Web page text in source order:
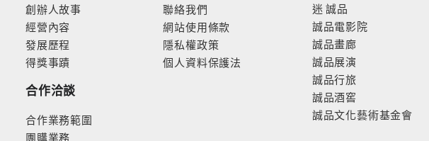
創辦人故事
經營內容
發展歷程
得獎事蹟
合作洽談
合作業務範圍
團購業務
聯絡我們
網站使用條款
隱私權政策
個人資料保護法
迷 誠品
誠品電影院
誠品畫廊
誠品展演
誠品行旅
誠品酒窖
誠品文化藝術基金會